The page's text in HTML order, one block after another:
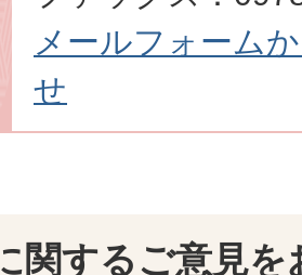
メールフォーム
せ
関するご意見を